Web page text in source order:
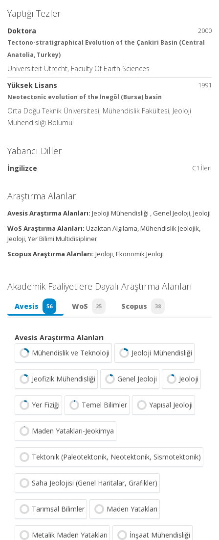
Yaptığı Tezler
2000
Doktora
Tectono-stratigraphical Evolution of the Çankiri Basin (Central
Anatolia, Turkey)
Universiteit Utrecht, Faculty Of Earth Sciences
1991
Yüksek Lisans
Neotectonic evolution of the İnegöl (Bursa) basin
Orta Doğu Teknik Üniversitesi, Mühendislik Fakültesi, Jeoloji
Mühendisliği Bölümü
Yabancı Diller
C1 İleri
İngilizce
Araştırma Alanları
Avesis Araştırma Alanları: Jeoloji Mühendisliği , Genel Jeoloji, Jeoloji
WoS Araştırma Alanları: Uzaktan Algılama, Mühendislik Jeolojik,
Jeoloji, Yer Bilimi Multidisipliner
Scopus Araştırma Alanları: Jeoloji, Ekonomik Jeoloji
Akademik Faaliyetlere Dayalı Araştırma Alanları
Avesis 56 WoS 25 Scopus 38
Avesis Araştırma Alanları
Mühendislik ve Teknoloji
Jeoloji Mühendisliği
Jeofizik Mühendisliği Genel Jeoloji Jeoloji
Yer Fiziği Temel Bilimler Yapısal Jeoloji
Maden Yatakları-Jeokimya
Tektonik (Paleotektonik, Neotektonik, Sismotektonik)
Saha Jeolojisi (Genel Haritalar, Grafikler)
Tarımsal Bilimler Maden Yatakları
Metalik Maden Yatakları İnşaat Mühendisliği